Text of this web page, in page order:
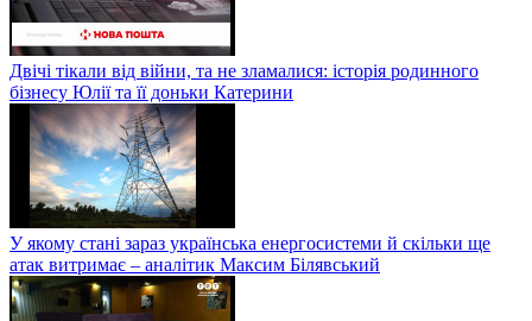
Двічі тікали від війни, та не зламалися: історія родинного
бізнесу Юлії та її доньки Катерини
У якому стані зараз українська енергосистеми й скільки ще
атак витримає – аналітик Максим Білявський